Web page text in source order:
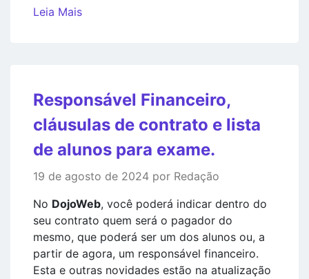
Leia Mais
Responsável Financeiro,
cláusulas de contrato e lista
de alunos para exame.
19 de agosto de 2024 por Redação
No DojoWeb, você poderá indicar dentro do
seu contrato quem será o pagador do
mesmo, que poderá ser um dos alunos ou, a
partir de agora, um responsável financeiro.
Esta e outras novidades estão na atualização